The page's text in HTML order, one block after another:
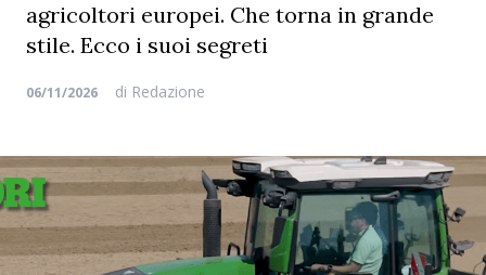
agricoltori europei. Che torna in grande
stile. Ecco i suoi segreti
06/11/2026 di Redazione